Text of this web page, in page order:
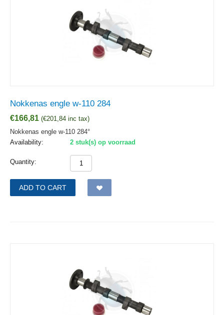
Nokkenas engle w-110 284
€166,81 (€201,84 inc tax)
Nokkenas engle w-110 284°
Availability:
2 stuk(s) op voorraad
Quantity:
ADD TO CART